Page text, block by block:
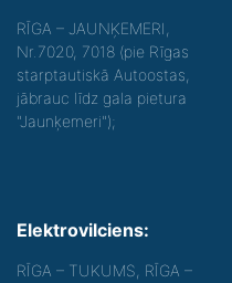
RĪGA – JAUNĶEMERI,
Nr.7020, 7018 (pie Rīgas
starptautiskā Autoostas,
jābrauc līdz gala pietura
"Jaunķemeri");
Elektrovilciens:
RĪGA – TUKUMS, RĪGA –